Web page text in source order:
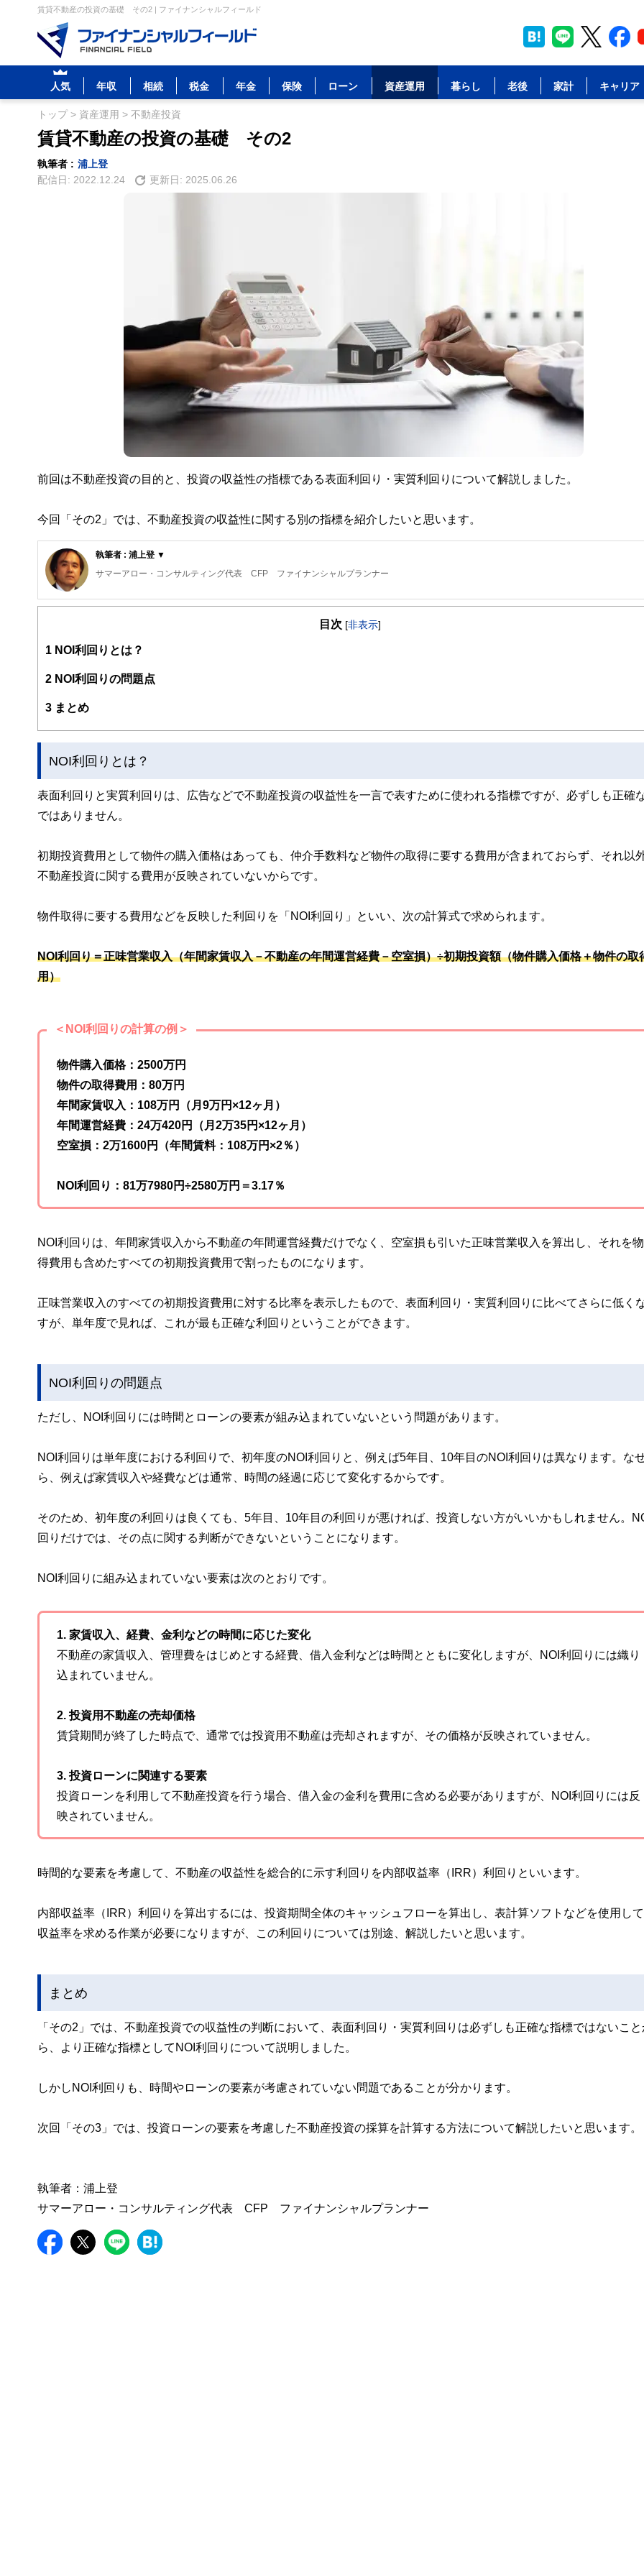
賃貸不動産の投資の基礎 その2 | ファイナンシャルフィールド
人気 年収 相続 税金 年金 保険 ローン 資産運用 暮らし 老後 家計 キャリア
トップ> 資産運用 > 不動産投資
賃貸不動産の投資の基礎 その2
執筆者 : 浦上登
配信日: 2022.12.24 更新日: 2025.06.26
前回は不動産投資の目的と、投資の収益性の指標である表面利回り・実質利回りについて解説しました。
今回「その2」では、不動産投資の収益性に関する別の指標を紹介したいと思います。
執筆者 : 浦上登 ▼
サマーアロー・コンサルティング代表 CFP ファイナンシャルプランナー
東京の築地生まれ。魚市場や築地本願寺のある下町で育つ。
ファイナンシャル・プランナーの上位資格であるCFP（日本FP協会認定）を最速で取得。証券外務員第一種（日本証券業協会認定）。
幅広い分野をカバーし、これから人生の礎を築いていく若い人とともに、同年代の高齢者層から絶大な信頼を集めている。
現在、出版を記念して、サマーアロー・コンサルティングHPで無料FP相談を受け付け中。
早稲田大学卒業後、大手重工業メーカーに勤務、海外向けプラント輸出ビジネスに携わる。今までに訪れた国は35か国を超え、海外の話題に
るい。
サマーアロー・コンサルティングHPアドレス：https://briansummer.wixsite.com/summerarrow
目次 [非表示]
1 NOI利回りとは？
2 NOI利回りの問題点
3 まとめ
NOI利回りとは？
表面利回りと実質利回りは、広告などで不動産投資の収益性を一言で表すために使われる指標ですが、必ずしも正確
ではありません。
初期投資費用として物件の購入価格はあっても、仲介手数料など物件の取得に要する費用が含まれておらず、それ以
不動産投資に関する費用が反映されていないからです。
物件取得に要する費用などを反映した利回りを「NOI利回り」といい、次の計算式で求められます。
NOI利回り＝正味営業収入（年間家賃収入－不動産の年間運営経費－空室損）÷初期投資額（物件購入価格＋物件の取
用）
＜NOI利回りの計算の例＞
物件購入価格：2500万円
物件の取得費用：80万円
年間家賃収入：108万円（月9万円×12ヶ月）
年間運営経費：24万420円（月2万35円×12ヶ月）
空室損：2万1600円（年間賃料：108万円×2％）
NOI利回り：81万7980円÷2580万円＝3.17％
NOI利回りは、年間家賃収入から不動産の年間運営経費だけでなく、空室損も引いた正味営業収入を算出し、それを
得費用も含めたすべての初期投資費用で割ったものになります。
正味営業収入のすべての初期投資費用に対する比率を表示したもので、表面利回り・実質利回りに比べてさらに低く
すが、単年度で見れば、これが最も正確な利回りということができます。
NOI利回りの問題点
ただし、NOI利回りには時間とローンの要素が組み込まれていないという問題があります。
NOI利回りは単年度における利回りで、初年度のNOI利回りと、例えば5年目、10年目のNOI利回りは異なります。な
ら、例えば家賃収入や経費などは通常、時間の経過に応じて変化するからです。
そのため、初年度の利回りは良くても、5年目、10年目の利回りが悪ければ、投資しない方がいいかもしれません。
回りだけでは、その点に関する判断ができないということになります。
NOI利回りに組み込まれていない要素は次のとおりです。
1. 家賃収入、経費、金利などの時間に応じた変化
不動産の家賃収入、管理費をはじめとする経費、借入金利などは時間とともに変化しますが、NOI利回りには織り
込まれていません。
2. 投資用不動産の売却価格
賃貸期間が終了した時点で、通常では投資用不動産は売却されますが、その価格が反映されていません。
3. 投資ローンに関連する要素
投資ローンを利用して不動産投資を行う場合、借入金の金利を費用に含める必要がありますが、NOI利回りには反
映されていません。
時間的な要素を考慮して、不動産の収益性を総合的に示す利回りを内部収益率（IRR）利回りといいます。
内部収益率（IRR）利回りを算出するには、投資期間全体のキャッシュフローを算出し、表計算ソフトなどを使用し
収益率を求める作業が必要になりますが、この利回りについては別途、解説したいと思います。
まとめ
「その2」では、不動産投資での収益性の判断において、表面利回り・実質利回りは必ずしも正確な指標ではないこと
ら、より正確な指標としてNOI利回りについて説明しました。
しかしNOI利回りも、時間やローンの要素が考慮されていない問題であることが分かります。
次回「その3」では、投資ローンの要素を考慮した不動産投資の採算を計算する方法について解説したいと思います。
執筆者：浦上登
サマーアロー・コンサルティング代表 CFP ファイナンシャルプランナー